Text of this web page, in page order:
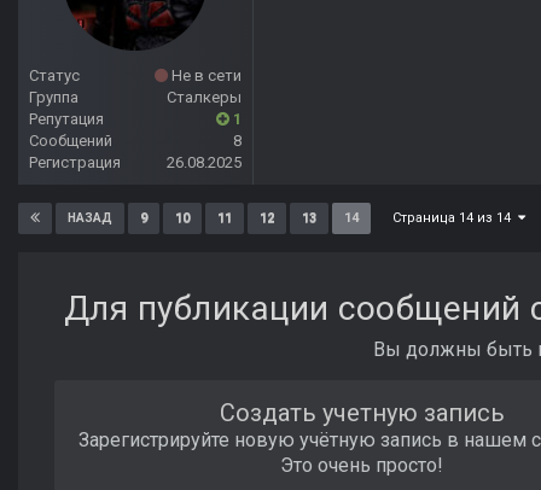
Статус
Не в сети
Группа
Сталкеры
Репутация
1
Сообщений
8
Регистрация
26.08.2025
НАЗАД 9 10 11 12 13 14 Страница 14 из 14
Для публикации сообщений
Вы должны быть
Создать учетную запись
Зарегистрируйте новую учётную запись в нашем
Это очень просто!